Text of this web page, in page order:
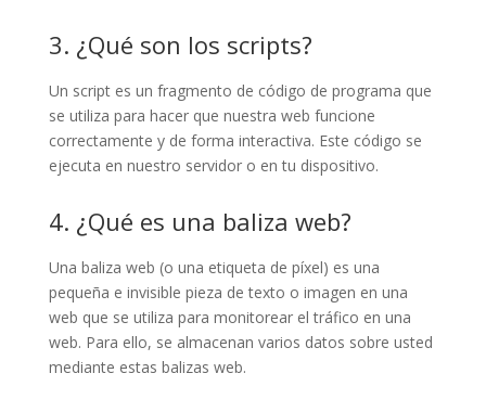
3. ¿Qué son los scripts?
Un script es un fragmento de código de programa que
se utiliza para hacer que nuestra web funcione
correctamente y de forma interactiva. Este código se
ejecuta en nuestro servidor o en tu dispositivo.
4. ¿Qué es una baliza web?
Una baliza web (o una etiqueta de píxel) es una
pequeña e invisible pieza de texto o imagen en una
web que se utiliza para monitorear el tráfico en una
web. Para ello, se almacenan varios datos sobre usted
mediante estas balizas web.